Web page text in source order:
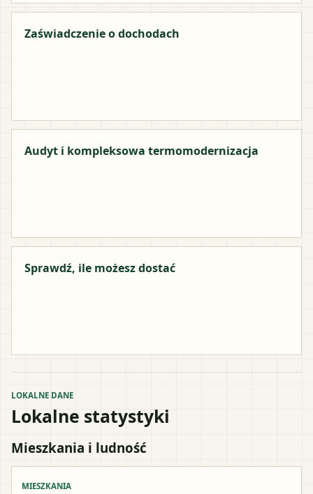
Zaświadczenie o dochodach
Audyt i kompleksowa termomodernizacja
Sprawdź, ile możesz dostać
LOKALNE DANE
Lokalne statystyki
Mieszkania i ludność
MIESZKANIA